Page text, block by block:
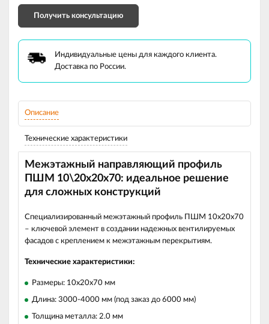
Получить консультацию
Индивидуальные цены для каждого клиента.
Доставка по России.
Описание
Технические характеристики
Межэтажный направляющий профиль
ПШМ 10\20х20х70: идеальное решение
для сложных конструкций
Специализированный межэтажный профиль ПШМ 10х20х70
– ключевой элемент в создании надежных вентилируемых
фасадов с креплением к межэтажным перекрытиям.
Технические характеристики:
Размеры: 10х20х70 мм
Длина: 3000-4000 мм (под заказ до 6000 мм)
Толщина металла: 2.0 мм